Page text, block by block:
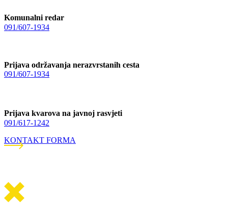
Komunalni redar
091/607-1934
Prijava održavanja nerazvrstanih cesta
091/607-1934
Prijava kvarova na javnoj rasvjeti
091/617-1242
KONTAKT FORMA